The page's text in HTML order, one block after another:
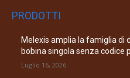
PRODOTTI
Melexis amplia la famiglia di
bobina singola senza codice
Luglio 16, 2026